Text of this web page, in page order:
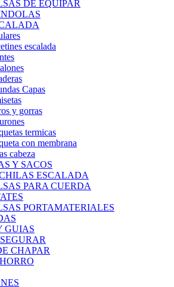
DE EQUIPAR
escalada
Capas
y gorras
termicas
con membrana
cabeza
Y SACOS
ESCALADA
PARA CUERDA
PORTAMATERIALES
GUIAS
CHAPAR